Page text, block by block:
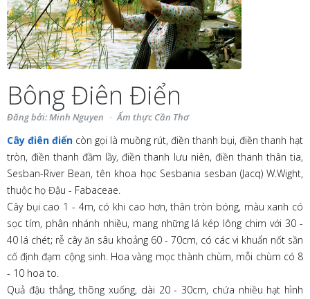
Bông Điên Điển
Đăng bởi: Minh Nguyen Ẩm thực Cần Thơ
Cây điên điển còn gọi là muồng rút, điền thanh bụi, điền thanh hạt
tròn, điền thanh đầm lầy, điền thanh lưu niên, điền thanh thân tia,
Sesban-River Bean, tên khoa học Sesbania sesban (Jacq) W.Wight,
thuộc họ Đậu - Fabaceae.
Cây bụi cao 1 - 4m, có khi cao hơn, thân tròn bóng, màu xanh có
sọc tím, phân nhánh nhiều, mang những lá kép lông chim với 30 -
40 lá chét; rễ cây ăn sâu khoảng 60 - 70cm, có các vi khuẩn nốt sần
cố định đạm cộng sinh. Hoa vàng mọc thành chùm, mỗi chùm có 8
- 10 hoa to.
Quả đậu thẳng, thõng xuống, dài 20 - 30cm, chứa nhiều hạt hình